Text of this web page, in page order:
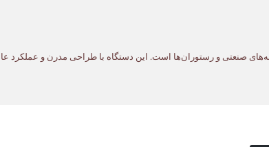
صنعتی و رستوران‌ها است. این دستگاه با طراحی مدرن و عملکرد